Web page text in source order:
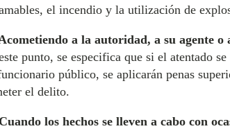
el incendio y la utilización de
a la autoridad, a su agente
punto, se especifica que si el atentado
público, se aplicarán penas
el delito.
los hechos se lleven a cabo con